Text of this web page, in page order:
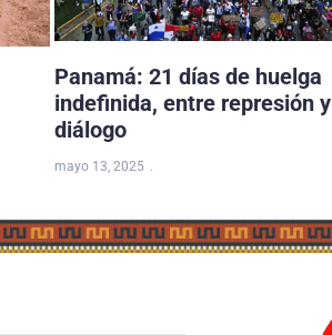
Panamá: 21 días de huelga
indefinida, entre represión y
diálogo
mayo 13, 2025